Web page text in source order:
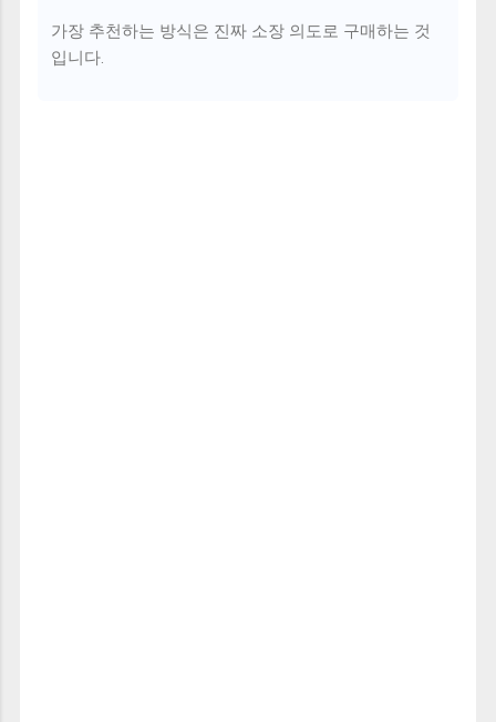
가장 추천하는 방식은 진짜 소장 의도로 구매하는 것
입니다.